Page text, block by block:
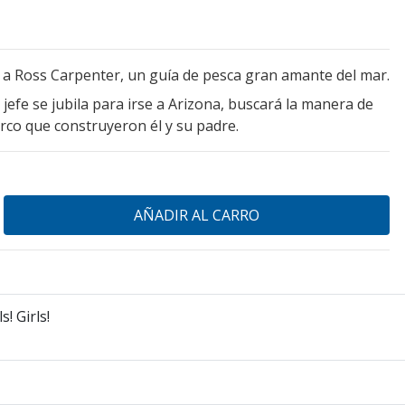
Ross Carpenter, un guía de pesca gran amante del mar.
se jubila para irse a Arizona, buscará la manera de
que construyeron él y su padre.
Girls!